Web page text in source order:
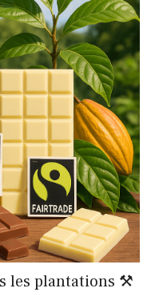
les plantations ⚒️